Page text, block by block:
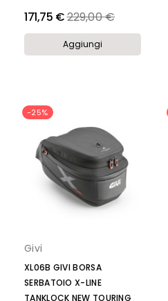
171,75 €Prezzo
229,00 €
Aggiungi
-25%
Givi
XL06B GIVI BORSA
SERBATOIO X-LINE
TANKLOCK NEW TOURING